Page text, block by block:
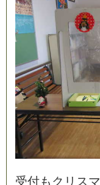
受付も ク リ スマ